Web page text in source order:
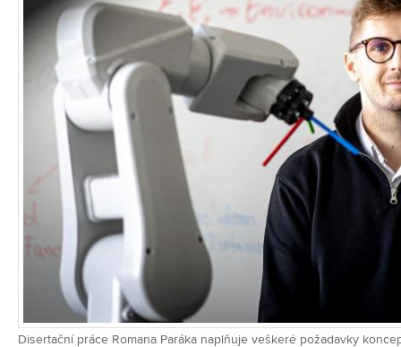
Disertační práce Romana Paráka naplňuje veškeré požadavky